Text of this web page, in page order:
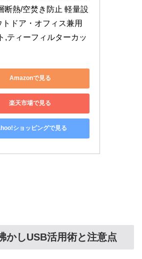
断熱/空焚き防止 軽量設
トドア・オフィス兼用
,ティーフィルターカッ
Amazonで見る
楽天市場で見る
ショッピングで見る
かしUSB活用術と注意点